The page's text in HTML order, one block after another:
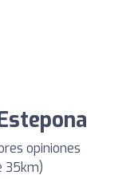
opiniones
35km)